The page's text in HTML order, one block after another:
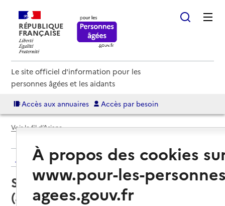
RÉPUBLIQUE
FRANÇAISE
Le site officiel d'information pour les
personnes âgées et les aidants
Accès aux annuaires Accès par besoin
Voir le fil d’Ariane
Retour aux résultats de l'annuaire
Service autonomie à domicile
(aide) – Âge d'or services
À propos des cookies
www.pour-les-
agees.gouv.fr